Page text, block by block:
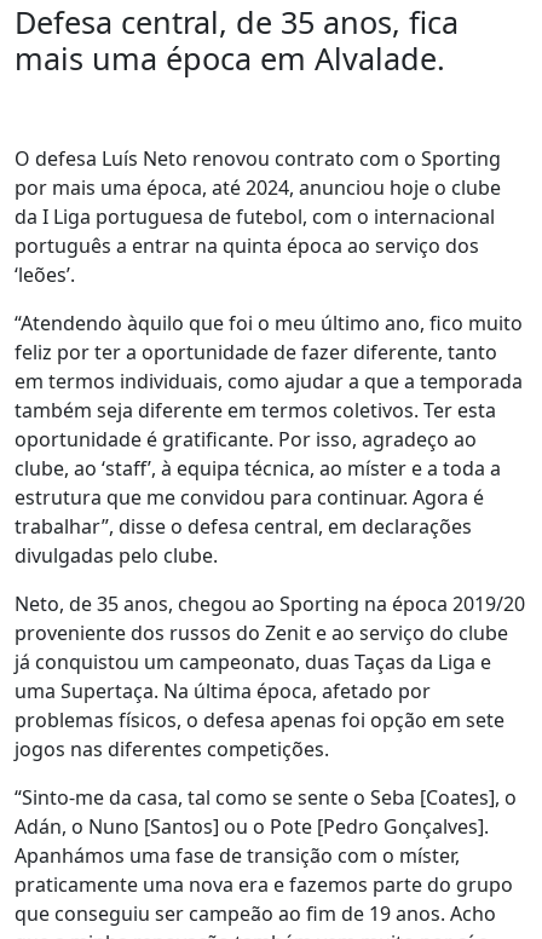
Defesa central, de 35 anos, fica
mais uma época em Alvalade.
O defesa Luís Neto renovou contrato com o Sporting
por mais uma época, até 2024, anunciou hoje o clube
da I Liga portuguesa de futebol, com o internacional
português a entrar na quinta época ao serviço dos
‘leões’.
“Atendendo àquilo que foi o meu último ano, fico muito
feliz por ter a oportunidade de fazer diferente, tanto
em termos individuais, como ajudar a que a temporada
também seja diferente em termos coletivos. Ter esta
oportunidade é gratificante. Por isso, agradeço ao
clube, ao ‘staff’, à equipa técnica, ao míster e a toda a
estrutura que me convidou para continuar. Agora é
trabalhar”, disse o defesa central, em declarações
divulgadas pelo clube.
Neto, de 35 anos, chegou ao Sporting na época 2019/20
proveniente dos russos do Zenit e ao serviço do clube
já conquistou um campeonato, duas Taças da Liga e
uma Supertaça. Na última época, afetado por
problemas físicos, o defesa apenas foi opção em sete
jogos nas diferentes competições.
“Sinto-me da casa, tal como se sente o Seba [Coates], o
Adán, o Nuno [Santos] ou o Pote [Pedro Gonçalves].
Apanhámos uma fase de transição com o míster,
praticamente uma nova era e fazemos parte do grupo
que conseguiu ser campeão ao fim de 19 anos. Acho